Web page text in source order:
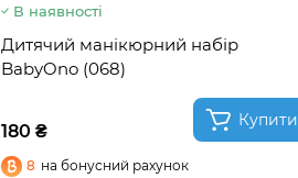
В наявності
Дитячий манікюрний набір
BabyOno (068)
180 ₴
Купити
8 на бонусний рахунок